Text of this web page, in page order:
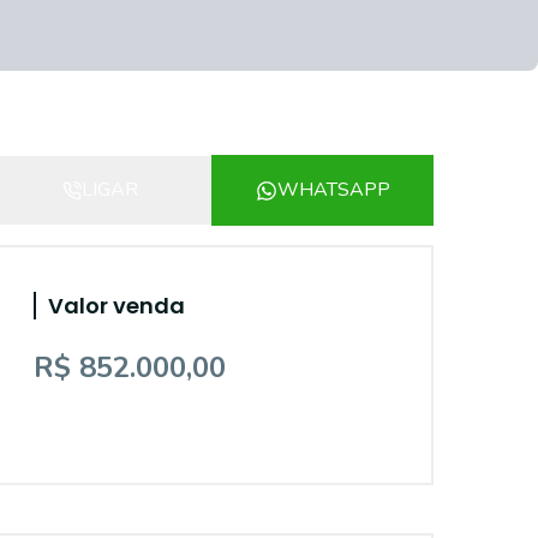
WHATSAPP
Valor venda
R$ 852.000,00